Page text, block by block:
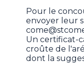
Pour le
envoyer leur
Un certificat-
croûte de
dont la